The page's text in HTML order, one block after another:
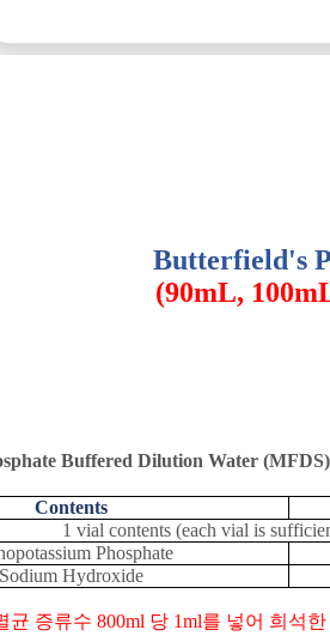
Butterfield's
(90mL,
Buffered Dilution Water (MFDS)
Contents
1 vial contents (each vial is
Phosphate
Sodium Hydroxide
균 증류수 800ml 당 1ml를 넣어 희석